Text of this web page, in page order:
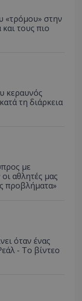
«τρόμου» στην
τους πιο
κεραυνός
τη διάρκεια
με
αθλητές μας
προβλήματα»
όταν ένας
- Το βίντεο